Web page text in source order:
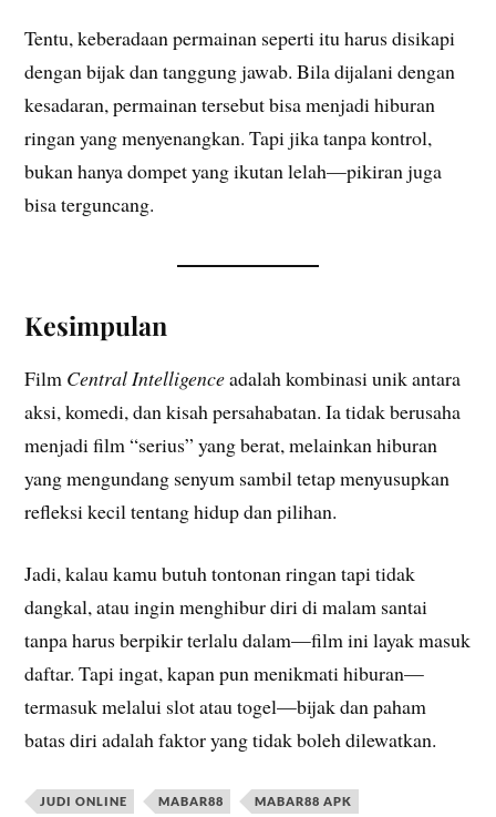
Tentu, keberadaan permainan seperti itu harus disikapi
dengan bijak dan tanggung jawab. Bila dijalani dengan
kesadaran, permainan tersebut bisa menjadi hiburan
ringan yang menyenangkan. Tapi jika tanpa kontrol,
bukan hanya dompet yang ikutan lelah—pikiran juga
bisa terguncang.
Kesimpulan
Film Central Intelligenceadalah kombinasi unik antara
aksi, komedi, dan kisah persahabatan. Ia tidak berusaha
menjadi film “serius” yang berat, melainkan hiburan
yang mengundang senyum sambil tetap menyusupkan
refleksi kecil tentang hidup dan pilihan.
Jadi, kalau kamu butuh tontonan ringan tapi tidak
dangkal, atau ingin menghibur diri di malam santai
tanpa harus berpikir terlalu dalam—film ini layak masuk
daftar. Tapi ingat, kapan pun menikmati hiburan—
termasuk melalui slot atau togel—bijak dan paham
batas diri adalah faktor yang tidak boleh dilewatkan.
JUDI ONLINE MABAR88 MABAR88 APK